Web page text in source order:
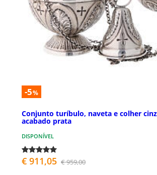
-5%
Conjunto turíbulo, naveta e colher
acabado prata
DISPONÍVEL
€ 911,05 € 959,00